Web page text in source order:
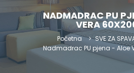
NADMADRAC PU
VERA
Početna
SVE ZA
Nadmadrac PU pjena - Aloe